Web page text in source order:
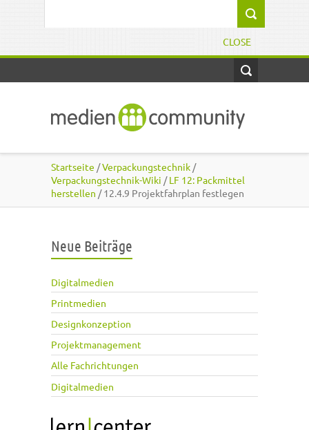
CLOSE
Startseite /Verpackungstechnik /
Verpackungstechnik-Wiki /LF 12: Packmittel
herstellen / 12.4.9 Projektfahrplan festlegen
Neue Beiträge
Digitalmedien
Printmedien
Designkonzeption
Projektmanagement
Alle Fachrichtungen
Digitalmedien